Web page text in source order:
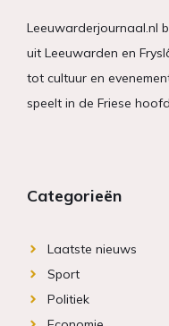
Leeuwarderjournaal.nl
uit Leeuwarden en
tot cultuur en
speelt in de Friese
Categorieën
Laatste nieuws
Sport
Politiek